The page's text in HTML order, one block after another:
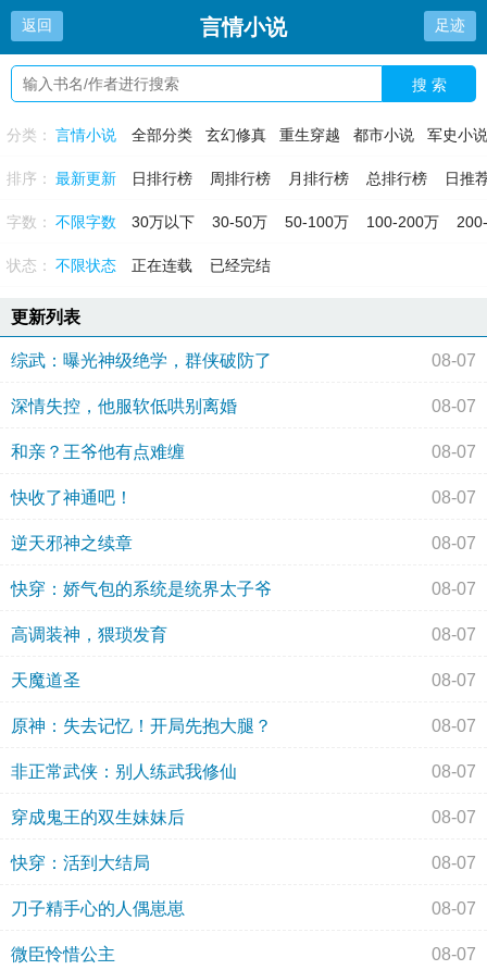
返回 言情小说 足迹
搜 索
分类： 全部分类 玄幻修真 重生穿越 都市小说 军史小说
言情小说
排序： 日排行榜 周排行榜 月排行榜 总排行榜 日推
最新更新
字数： 不限字数 30万以下 30-50万 50-100万 100-200万
状态： 不限状态 正在连载 已经完结
更新列表
综武：曝光神级绝学，群侠破防了 08-07
深情失控，他服软低哄别离婚 08-07
和亲？王爷他有点难缠 08-07
快收了神通吧！ 08-07
逆天邪神之续章 08-07
快穿：娇气包的系统是统界太子爷 08-07
高调装神，猥琐发育 08-07
天魔道圣 08-07
原神：失去记忆！开局先抱大腿？ 08-07
非正常武侠：别人练武我修仙 08-07
穿成鬼王的双生妹妹后 08-07
快穿：活到大结局 08-07
刀子精手心的人偶崽崽 08-07
微臣怜惜公主 08-07